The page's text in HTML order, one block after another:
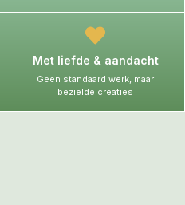
Met liefde & aandacht
Geen standaard werk, maar
bezielde creaties